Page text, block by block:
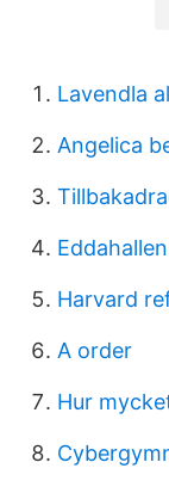
Lavendla
Angelica
Harvard
A order
Hur